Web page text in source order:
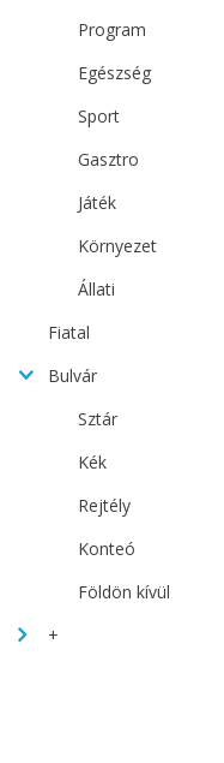
Program
Egészség
Sport
Gasztro
Játék
Környezet
Állati
Fiatal
Bulvár
Sztár
Kék
Rejtély
Konteó
Földön kívül
+